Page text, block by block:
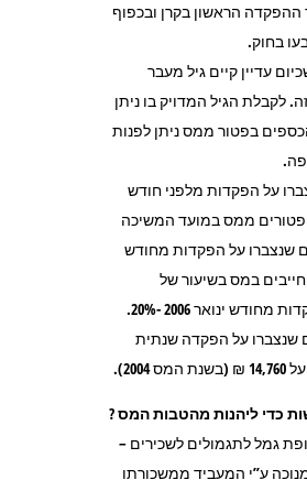
הראשון בקרן ובכפוף
בחוק.
עדיין קיים גיל מעבר
לקבלת הגיל המדויק בו ניתן
בפטור ממס ניתן לפנות
על הפקדות מלפני חודש
דצמבר 2002 פטורים ממס במועד המשיכה
שנצברו על הפקדות מחודש
דצמבר 2002 חייבים במס בשיעור של
15%,ועל הפקדות מחודש ינואר 2006 -20%.
שנצברו על הפקדה שנתית
כדי ליהנות מהטבות המס ?
גמל לתגמולים לשכירים –
ע”י המעביד ממשכורתו